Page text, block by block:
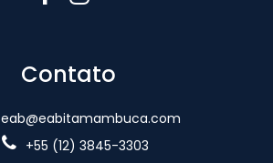
Contato
eab@eabitamambuca.com
+55 (12) 3845-3303